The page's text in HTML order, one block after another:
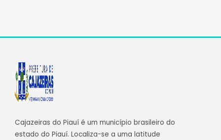
Cajazeiras do Piauí é um município brasileiro do
estado do Piauí. Localiza-se a uma latitude